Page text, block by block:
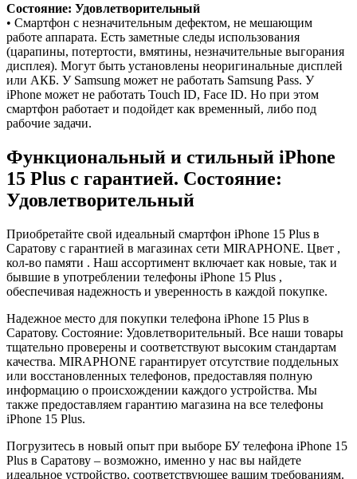
Состояние: Удовлетворительный
• Смартфон с незначительным дефектом, не мешающим
работе аппарата. Есть заметные следы использования
(царапины, потертости, вмятины, незначительные выгорания
дисплея). Могут быть установлены неоригинальные дисплей
или АКБ. У Samsung может не работать Samsung Pass. У
iPhone может не работать Touch ID, Face ID. Но при этом
смартфон работает и подойдет как временный, либо под
рабочие задачи.
Функциональный и стильный iPhone
15 Plus с гарантией. Состояние:
Удовлетворительный
Приобретайте свой идеальный смартфон iPhone 15 Plus в
Саратову с гарантией в магазинах сети MIRAPHONE. Цвет ,
кол-во памяти . Наш ассортимент включает как новые, так и
бывшие в употреблении телефоны iPhone 15 Plus ,
обеспечивая надежность и уверенность в каждой покупке.
Надежное место для покупки телефона iPhone 15 Plus в
Саратову. Состояние: Удовлетворительный. Все наши товары
тщательно проверены и соответствуют высоким стандартам
качества. MIRAPHONE гарантирует отсутствие поддельных
или восстановленных телефонов, предоставляя полную
информацию о происхождении каждого устройства. Мы
также предоставляем гарантию магазина на все телефоны
iPhone 15 Plus.
Погрузитесь в новый опыт при выборе БУ телефона iPhone 15
Plus в Саратову – возможно, именно у нас вы найдете
идеальное устройство, соответствующее вашим требованиям.